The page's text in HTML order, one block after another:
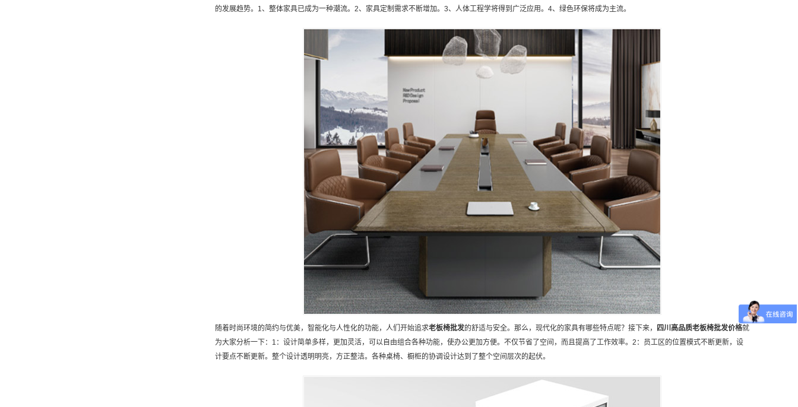
的发展趋势。1、整体家具已成为一种潮流。2、家具定制需求不断增加。3、人体工程学将得到广泛应用。4、绿色环保将成为主流。
随着时尚环境的简约与优美，智能化与人性化的功能，人们开始追求老板椅批发的舒适与安全。那么，现代化的家具有哪些特点呢？接下来， 四川 高品质老板椅批发价格就
为大家分析一下：1：设计简单多样，更加灵活，可以自由组合各种功能，使办公更加方便。不仅节省了空间，而且提高了工作效率。2：员工区的位置模式不断更新，设
计要点不断更新。整个设计透明明亮，方正整洁。各种桌椅、橱柜的协调设计达到了整个空间层次的起伏。